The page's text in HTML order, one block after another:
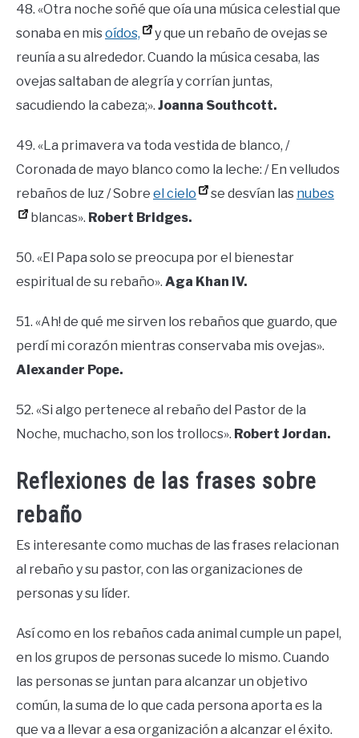
48. «Otra noche soñé que oía una música celestial que
sonaba en misoídos,
y que un rebaño de ovejas se
reunía a su alrededor. Cuando la música cesaba, las
ovejas saltaban de alegría y corrían juntas,
sacudiendo la cabeza;». Joanna Southcott.
49. «La primavera va toda vestida de blanco, /
Coronada de mayo blanco como la leche: / En velludos
rebaños de luz / Sobre el cielo se desvían las nubes
blancas». Robert Bridges.
50. «El Papa solo se preocupa por el bienestar
espiritual de su rebaño». Aga Khan IV.
51. «Ah! de qué me sirven los rebaños que guardo, que
perdí mi corazón mientras conservaba mis ovejas».
Alexander Pope.
52. «Si algo pertenece al rebaño del Pastor de la
Noche, muchacho, son los trollocs». Robert Jordan.
Reflexiones de las frases sobre
rebaño
Es interesante como muchas de las frases relacionan
al rebaño y su pastor, con las organizaciones de
personas y su líder.
Así como en los rebaños cada animal cumple un papel,
en los grupos de personas sucede lo mismo. Cuando
las personas se juntan para alcanzar un objetivo
común, la suma de lo que cada persona aporta es la
que va a llevar a esa organización a alcanzar el éxito.